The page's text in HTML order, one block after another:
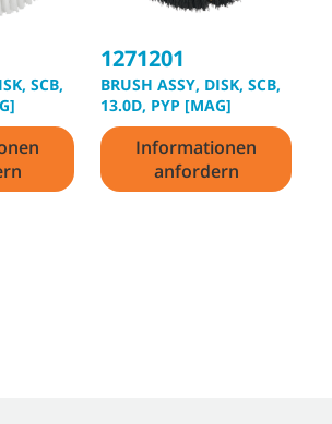
SCB,
1271201
BRUSH ASSY, DISK, SCB,
13.0D, PYP [MAG]
Informationen
anfordern